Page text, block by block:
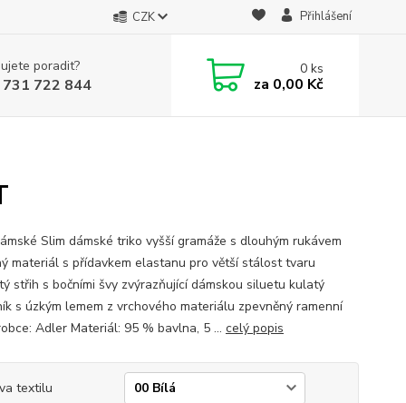
CZK Přihlášení
poradit?
722 844
0ks
za 0,00 Kč
Slim dámské triko vyšší gramáže s dlouhým rukávem
materiál s přídavkem elastanu pro větší stálost tvaru
střih s bočními švy zvýrazňující dámskou siluetu kulatý
s úzkým lemem z vrchového materiálu zpevněný ramenní
Adler Materiál: 95 % bavlna, 5 ... celý popis
textilu